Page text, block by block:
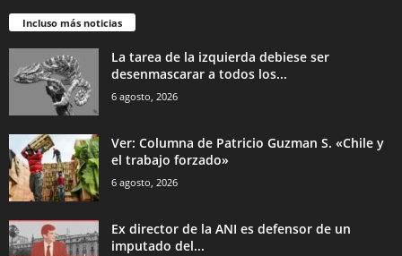
Incluso más noticias
La tarea de la izquierda debiese ser
desenmascarar a todos los...
6 agosto, 2026
Ver: Columna de Patricio Guzman S. «Chile y
el trabajo forzado»
6 agosto, 2026
Ex director de la ANI es defensor de un
imputado del...